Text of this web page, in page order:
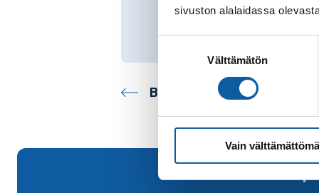
sivuston alalaidassa
Välttämätön
Vain
Back to contacts archive